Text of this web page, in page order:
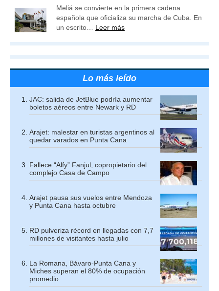
Meliá se convierte en la primera cadena
española que oficializa su marcha de Cuba. En
un escrito… Leer más
Lo más leído
JAC: salida de JetBlue podría aumentar
boletos aéreos entre Newark y RD
Arajet: malestar en turistas argentinos al
quedar varados en Punta Cana
Fallece “Alfy” Fanjul, copropietario del
complejo Casa de Campo
Arajet pausa sus vuelos entre Mendoza
y Punta Cana hasta octubre
RD pulveriza récord en llegadas con 7,7
millones de visitantes hasta julio
La Romana, Bávaro-Punta Cana y
Miches superan el 80% de ocupación
promedio